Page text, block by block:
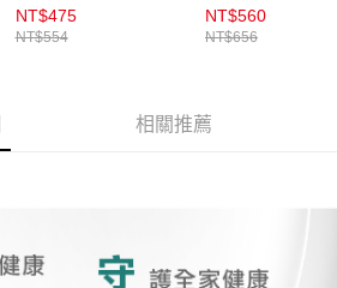
NT$475
NT$554
NT$560
NT$656
相關推薦